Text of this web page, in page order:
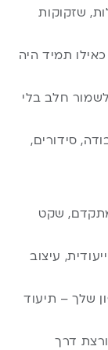
שזקוקות
תמיד היה
חלב בלי
סידורים,
שקט
עיצוב
שלך – תיעוד
דרך